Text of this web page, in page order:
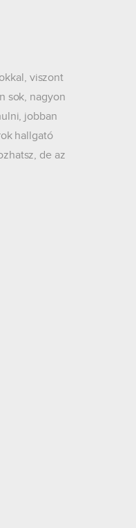
viszont
sok, nagyon
jobban
hallgató
de az